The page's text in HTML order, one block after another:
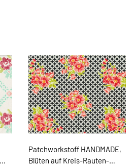
Patchworkstoff HANDMADE,
Blüten auf Kreis-Rauten-